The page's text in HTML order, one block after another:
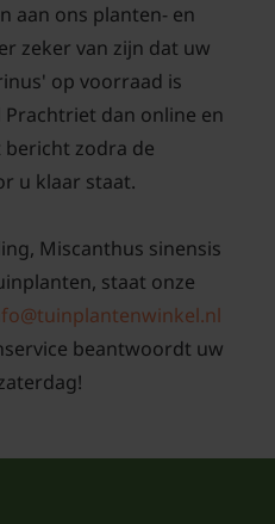
als basisplant
omheen te
De Miscanthus
soort omdat deze
goed te combineren
. Ook in een grote pot
dan altijd goede
ruim genoeg is om de
voor
aan ons planten- en
zeker van zijn dat uw
op voorraad is
Prachtriet dan online en
zodra de
u klaar staat.
Miscanthus sinensis
staat onze
beantwoordt uw